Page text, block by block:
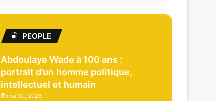
PEOPLE
Abdoulaye Wade à 100 ans :
portrait d’un homme politique,
intellectuel et humain
mai 30, 2026